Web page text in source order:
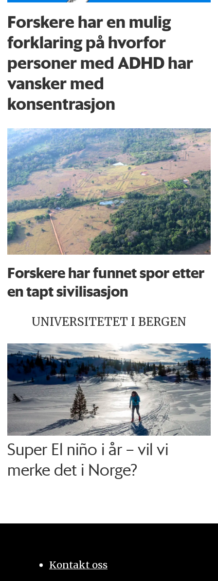
Forskere har en mulig
forklaring på hvorfor
personer med ADHD har
vansker med
konsentrasjon
Forskere har funnet spor etter
en tapt sivilisasjon
UNIVERSITETET I BERGEN
Super El niño i år – vil vi
merke det i Norge?
Kontakt oss